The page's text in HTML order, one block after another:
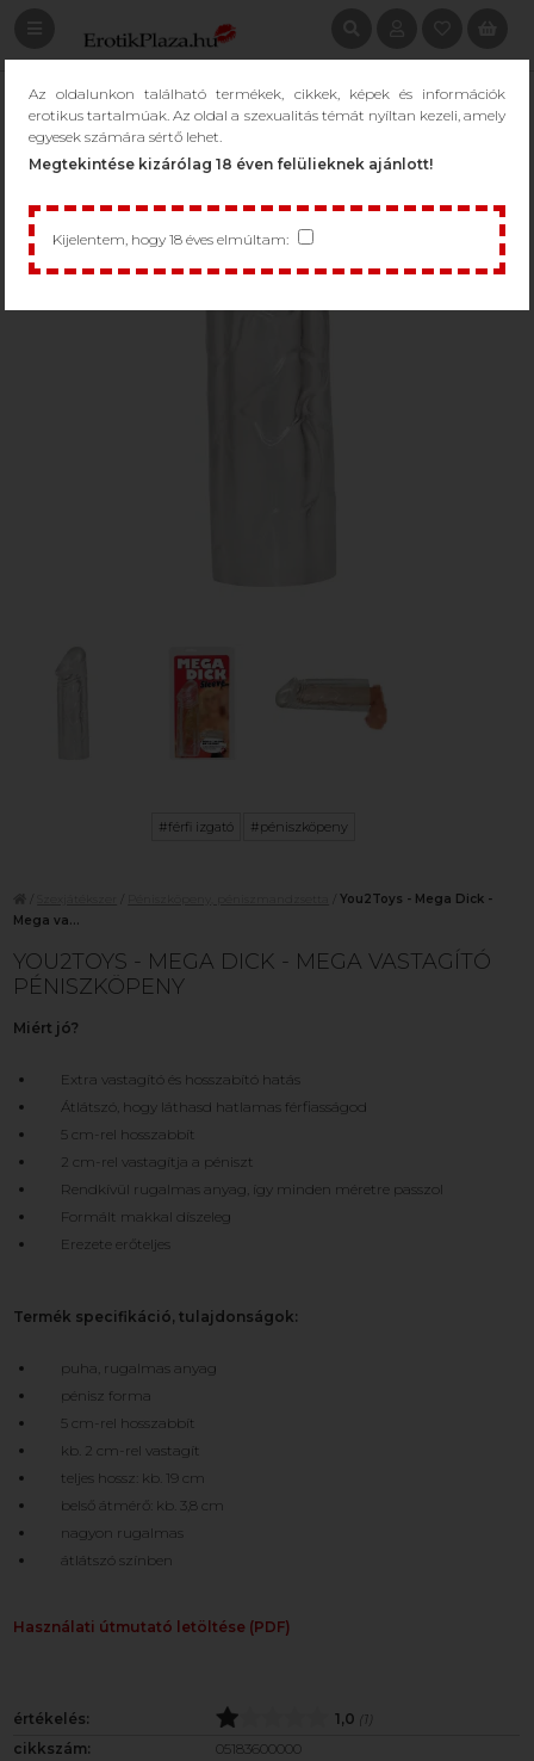
Az oldalunkon található termékek, cikkek, képek és információk
erotikus tartalmúak. Az oldal a szexualitás témát nyíltan kezeli, amely
egyesek számára sértő lehet.
Megtekintése kizárólag 18 éven felülieknek ajánlott!
Kijelentem, hogy 18 éves elmúltam:
#férfi izgató #péniszköpeny
/You2Toys - Mega Dick -
Mega va...
YOU2TOYS - MEGA DICK - MEGA VASTAGÍTÓ
PÉNISZKÖPENY
Miért jó?
Extra vastagító és hosszabító hatás
Átlátszó, hogy láthasd hatlamas férfiasságod
5 cm-rel hosszabbít
2 cm-rel vastagítja a péniszt
Rendkívül rugalmas anyag, így minden méretre passzol
Formált makkal díszeleg
Erezete erőteljes
Termék specifikáció, tulajdonságok:
puha, rugalmas anyag
pénisz forma
5 cm-rel hosszabbít
kb. 2 cm-rel vastagít
teljes hossz: kb. 19 cm
belső átmérő: kb. 3,8 cm
nagyon rugalmas
átlátszó színben
Használati útmutató letöltése (PDF)
értékelés: 1,0 (1)
cikkszám:
05183600000